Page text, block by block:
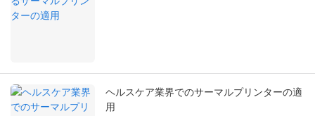
ヘルスケア業界でのサーマルプリンターの適
用